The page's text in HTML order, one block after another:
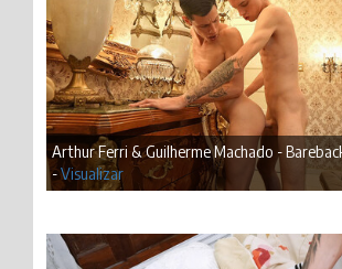
Arthur Ferri & Guilherme Machado -
-Visualizar